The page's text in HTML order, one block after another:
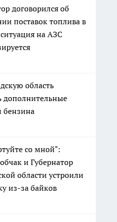
договорился об
поставок топлива в
на АЗС
область
дополнительные
бензина
со мной":
и Губернатор
области устроили
из-за байков